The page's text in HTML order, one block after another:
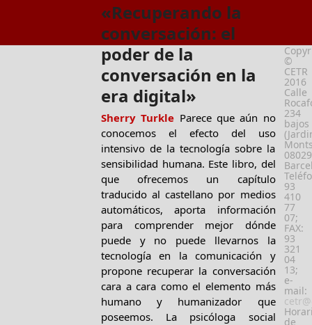
«Recuperando la
conversación: el
poder de la
conversación en la
era digital»
Sherry Turkle Parece que aún no
conocemos el efecto del uso
intensivo de la tecnología sobre la
sensibilidad humana. Este libro, del
que ofrecemos un capítulo
traducido al castellano por medios
automáticos, aporta información
para comprender mejor dónde
puede y no puede llevarnos la
tecnología en la comunicación y
propone recuperar la conversación
cara a cara como el elemento más
humano y humanizador que
poseemos. La psicóloga social
©
CETR
2016
Calle
234
bajos
08029
93
410
77
07;
FAX:
93
321
04
13;
e-
mail:
de